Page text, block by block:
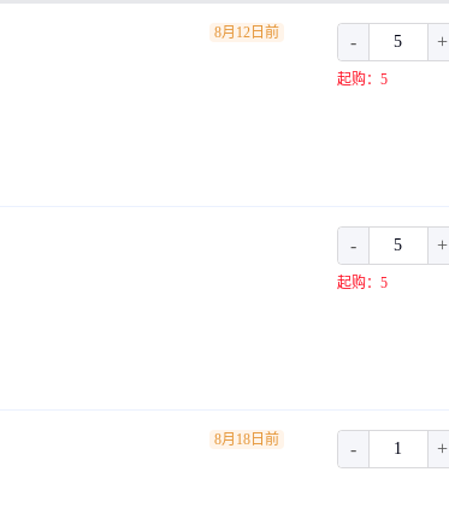
84mA
20A
83mA
6A
420mA
8月12日前 - +
起购：5
- +
起购：5
8月18日前 - +